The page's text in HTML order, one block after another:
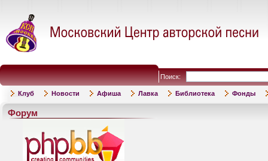
Поиск:
Клуб Новости Афиша Лавка Библиотека Фонды
Форум